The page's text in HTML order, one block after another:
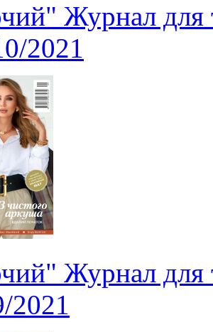
Журнал для
2021
Журнал для
2021